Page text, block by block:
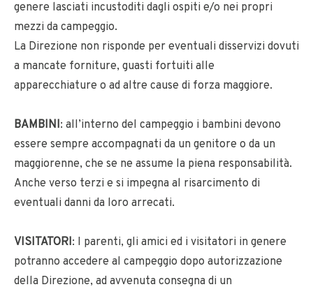
genere lasciati incustoditi dagli ospiti e/o nei propri
mezzi da campeggio.
La Direzione non risponde per eventuali disservizi dovuti
a mancate forniture, guasti fortuiti alle
apparecchiature o ad altre cause di forza maggiore.
BAMBINI: all’interno del campeggio i bambini devono
essere sempre accompagnati da un genitore o da un
maggiorenne, che se ne assume la piena responsabilità.
Anche verso terzi e si impegna al risarcimento di
eventuali danni da loro arrecati.
VISITATORI: I parenti, gli amici ed i visitatori in genere
potranno accedere al campeggio dopo autorizzazione
della Direzione, ad avvenuta consegna di un